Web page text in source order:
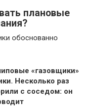
плановые
обоснованно
«газовщики»
Несколько раз
с соседом: он